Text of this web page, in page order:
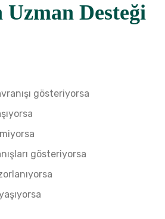
Uzman Desteği
gösteriyorsa
gösteriyorsa